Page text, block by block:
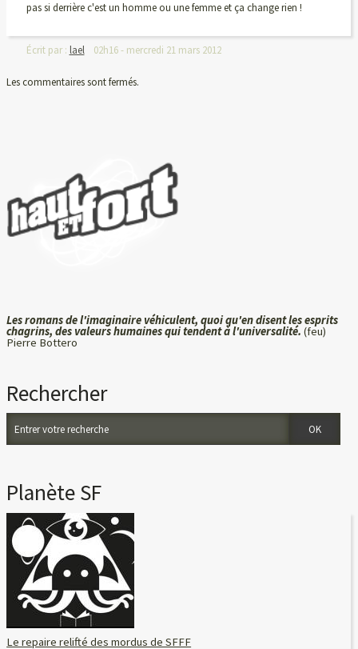
Les romans de l'imaginaire véhiculent, quoi qu'en disent les esprits
chagrins, des valeurs humaines qui tendent à l'universalité. (feu)
Pierre Bottero
Rechercher
Planète SF
Le repaire relifté des mordus de SFFF
pas si derrière c'est un homme ou une femme et ça change rien !
Écrit par : lael 02h16- mercredi 21 mars 2012
Les commentaires sont fermés.